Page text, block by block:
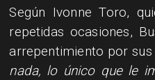
Según Ivonne Toro,
repetidas ocasiones,
arrepentimiento por sus
nada, lo único que le